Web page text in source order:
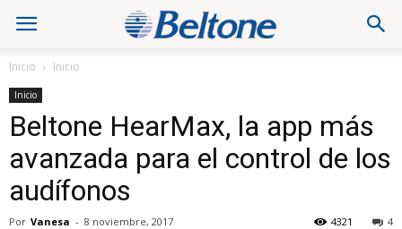
Inicio Inicio
Inicio
Beltone HearMax, la app más
avanzada para el control de los
audífonos
Por Vanesa - 8 noviembre, 2017 4
4321